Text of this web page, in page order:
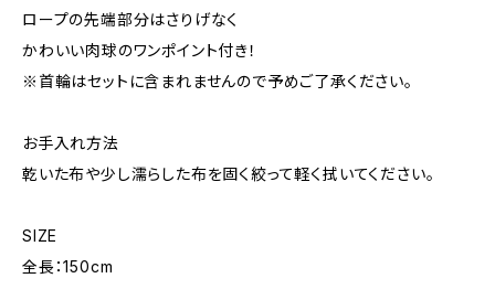
ロープの先端部分はさりげなく
かわいい肉球のワンポイント付き！
※首輪はセットに含まれませんので予めご了承ください。
お手入れ方法
乾いた布や少し濡らした布を固く絞って軽く拭いてください。
SIZE
全長：150cm